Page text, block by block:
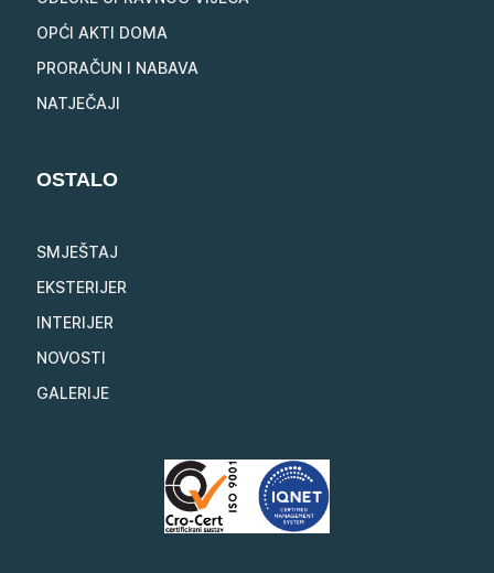
OPĆI AKTI DOMA
PRORAČUN I NABAVA
NATJEČAJI
OSTALO
SMJEŠTAJ
EKSTERIJER
INTERIJER
NOVOSTI
GALERIJE